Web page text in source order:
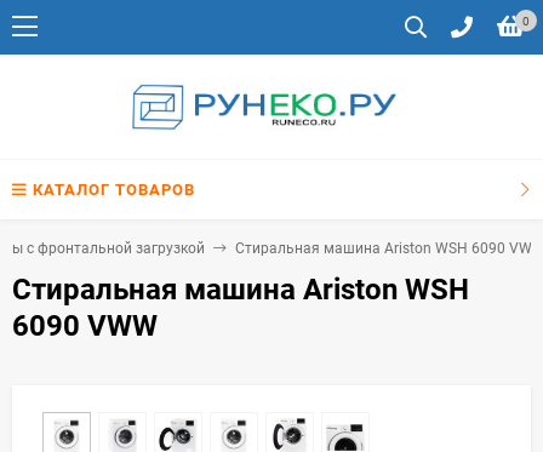
0
КАТАЛОГ ТОВАРОВ
с фронтальной загрузкой Стиральная машина Ariston WSH 6090
Стиральная машина Ariston WSH
6090 VWW